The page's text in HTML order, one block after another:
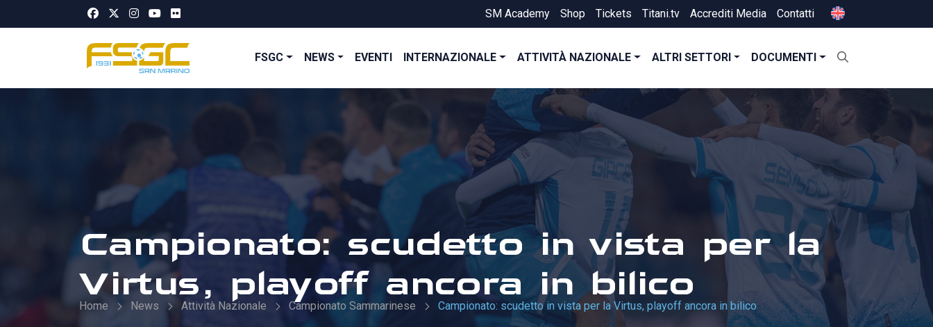
SM Academy Shop Tickets Titani.tv Accrediti Media Contatti
FSGC NEWS EVENTI INTERNAZIONALE ATTIVITÀ NAZIONALE ALTRI SETTORI DOCUMENTI
Campionato: scudetto in vista per la
Virtus, playoff ancora in bilico
Home News Attività Nazionale Campionato Sammarinese Campionato: scudetto in vista per la Virtus, playoff ancora in bilico